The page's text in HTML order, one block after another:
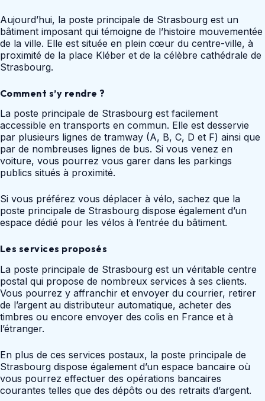
Aujourd’hui, la poste principale de Strasbourg est un
bâtiment imposant qui témoigne de l’histoire mouvementée
de la ville. Elle est située en plein cœur du centre-ville, à
proximité de la place Kléber et de la célèbre cathédrale de
Strasbourg.
Comment s’y rendre ?
La poste principale de Strasbourg est facilement
accessible en transports en commun. Elle est desservie
par plusieurs lignes de tramway (A, B, C, D et F) ainsi que
par de nombreuses lignes de bus. Si vous venez en
voiture, vous pourrez vous garer dans les parkings
publics situés à proximité.
Si vous préférez vous déplacer à vélo, sachez que la
poste principale de Strasbourg dispose également d’un
espace dédié pour les vélos à l’entrée du bâtiment.
Les services proposés
La poste principale de Strasbourg est un véritable centre
postal qui propose de nombreux services à ses clients.
Vous pourrez y affranchir et envoyer du courrier, retirer
de l’argent au distributeur automatique, acheter des
timbres ou encore envoyer des colis en France et à
l’étranger.
En plus de ces services postaux, la poste principale de
Strasbourg dispose également d’un espace bancaire où
vous pourrez effectuer des opérations bancaires
courantes telles que des dépôts ou des retraits d’argent.